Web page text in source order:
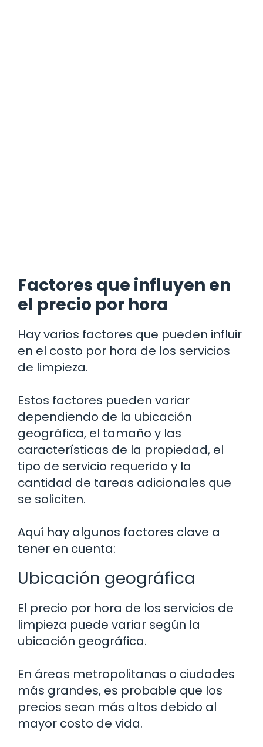
Factores que influyen en
el precio por hora
Hay varios factores que pueden influir
en el costo por hora de los servicios
de limpieza.
Estos factores pueden variar
dependiendo de la ubicación
geográfica, el tamaño y las
características de la propiedad, el
tipo de servicio requerido y la
cantidad de tareas adicionales que
se soliciten.
Aquí hay algunos factores clave a
tener en cuenta:
Ubicación geográfica
El precio por hora de los servicios de
limpieza puede variar según la
ubicación geográfica.
En áreas metropolitanas o ciudades
más grandes, es probable que los
precios sean más altos debido al
mayor costo de vida.